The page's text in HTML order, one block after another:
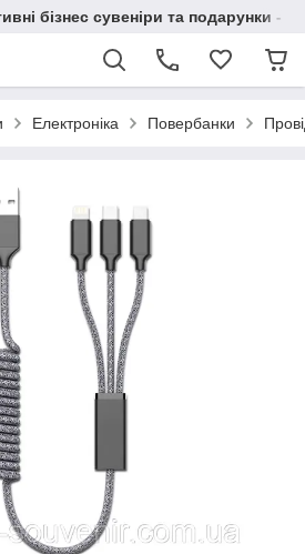
бізнес сувеніри та подарунки -
Електроніка Повербанки